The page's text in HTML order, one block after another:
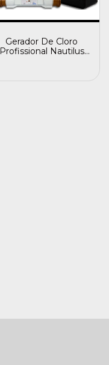
Gerador De Cloro
Profissional Nautilus